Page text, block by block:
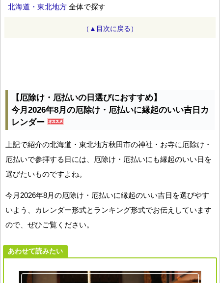
北海道・東北地方 全体で探す
（▲目次に戻る）
【厄除け・厄払いの日選びにおすすめ】
今月2026年8月の厄除け・厄払いに縁起のいい吉日カ
レンダー
上記で紹介の北海道・東北地方秋田市の神社・お寺に厄除け・
厄払いで参拝する日には、厄除け・厄払いにも縁起のいい日を
選びたいものですよね。
今月2026年8月の厄除け・厄払いに縁起のいい吉日を選びやす
いよう、カレンダー形式とランキング形式でお伝えしています
ので、ぜひご覧ください。
あわせて読みたい